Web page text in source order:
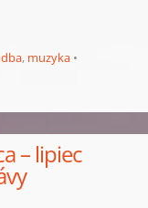
, muzyka
– lipiec